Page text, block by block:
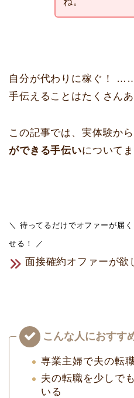
自分が代わりに稼ぐ！
手伝えることはたくさんあ
この記事では、実体験から
ができる手伝いについて
＼ 待ってるだけでオファーが届
せる！ ／
面接確約オファーが欲
専業主婦で夫の転
夫の転職を少しで
いる